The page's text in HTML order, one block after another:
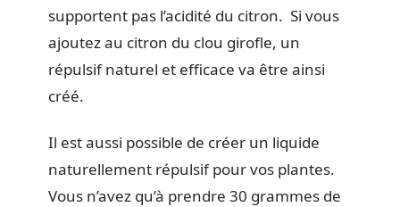
supportent pas l’acidité du citron. Si vous
ajoutez au citron du clou girofle, un
répulsif naturel et efficace va être ainsi
créé.
Il est aussi possible de créer un liquide
naturellement répulsif pour vos plantes.
Vous n’avez qu’à prendre 30 grammes de